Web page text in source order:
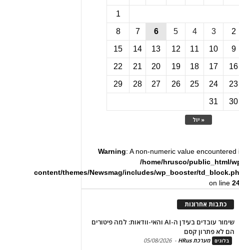
« יול
1
2
3
4
5
6
7
8
9
10
11
12
13
14
15
16
17
18
19
20
21
22
23
24
25
26
27
28
29
30
31
Warning: A non-numeric value encountered
/home/hrusco/public_html/
content/themes/Newsmag/includes/wp_booster/
on line
כתבות אחרונות
שימור עובדים בעידן ה-AI והאי-וודאות: למה פיטורים
הם לא פתרון קסם
בלוגים מערכת HRus -
05/08/2026